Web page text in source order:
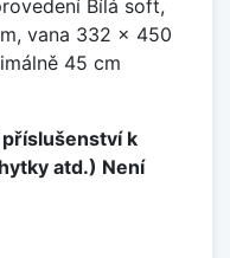
Bílá soft,
vana 332 x 450
45 cm
k
atd.) Není